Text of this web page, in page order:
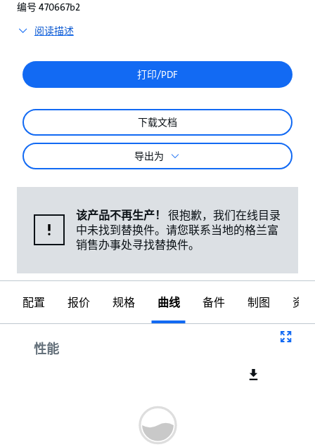
编号 470667b2
阅读描述
打印/PDF
下载文档
导出为
该产品不再生产！
很抱歉，我们在线目录
中未找到替换件。请您联系当地的格兰富
销售办事处寻找替换件。
配置 报价 规格 曲线 备件 制图 资料
性能